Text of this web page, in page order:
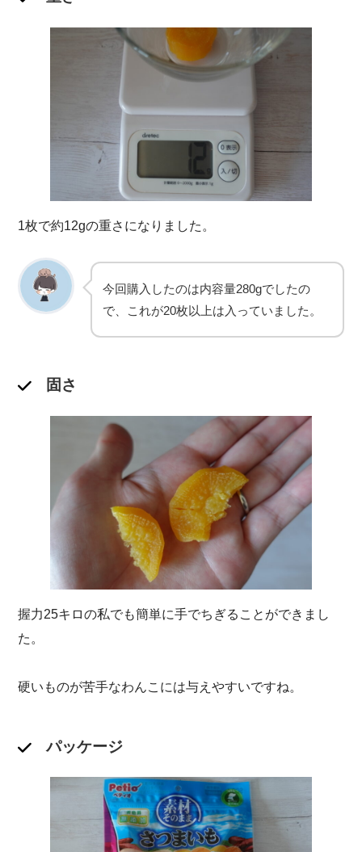
1枚で約12gの重さになりました。
今回購入したのは内容量280gでしたの
で、これが20枚以上は入っていました。
固さ
握力25キロの私でも簡単に手でちぎることができまし
た。
硬いものが苦手なわんこには与えやすいですね。
パッケージ